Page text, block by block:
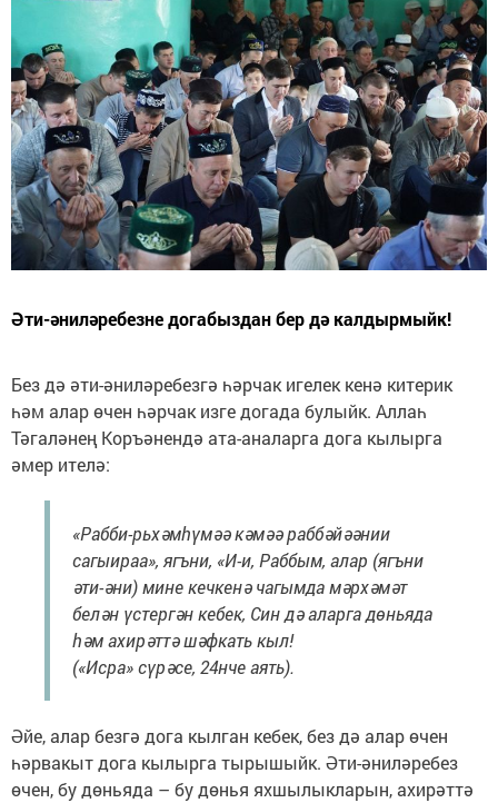
Әти-әниләребезне догабыздан бер дә калдырмыйк!
Без дә әти-әниләребезгә һәрчак игелек кенә китерик
һәм алар өчен һәрчак изге догада булыйк. Аллаһ
Тәгаләнең Коръәнендә ата-аналарга дога кылырга
әмер ителә:
«Рабби-рьхәмһүмәә кәмәә раббәйәәнии
сагыираа», ягъни, «И-и, Раббым, алар (ягъни
әти-әни) мине кечкенә чагымда мәрхәмәт
белән үстергән кебек, Син дә аларга дөньяда
һәм ахирәттә шәфкать кыл!
(«Исра» сүрәсе, 24нче аять).
Әйе, алар безгә дога кылган кебек, без дә алар өчен
һәрвакыт дога кылырга тырышыйк. Әти-әниләребез
өчен, бу дөньяда – бу дөнья яхшылыкларын, ахирәттә